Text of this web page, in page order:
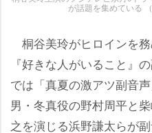
が話題を集めている
桐谷美玲がヒロインを
『好きな人がいること』
では「真夏の激アツ副音
男・冬真役の野村周平と
之を演じる浜野謙太らが